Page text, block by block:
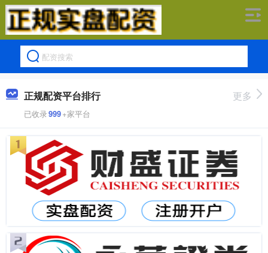
正规配资平台排行
已收录999+家平台
更多